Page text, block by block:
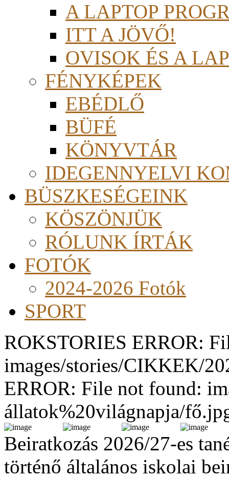
A LAPTOP
ITT A JÖVŐ!
OVISOK ÉS A
FÉNYKÉPEK
EBÉDLŐ
BÜFÉ
KÖNYVTÁR
IDEGENNYELVI
BÜSZKESÉGEINK
KÖSZÖNJÜK
RÓLUNK ÍRTÁK
FOTÓK
2024-2026 Fotók
SPORT
ROKSTORIES ERROR:
images/stories/CIKKEK/
ERROR: File not found:
állatok%20világnapja/
Beiratkozás 2026/27-es
történő általános iskolai